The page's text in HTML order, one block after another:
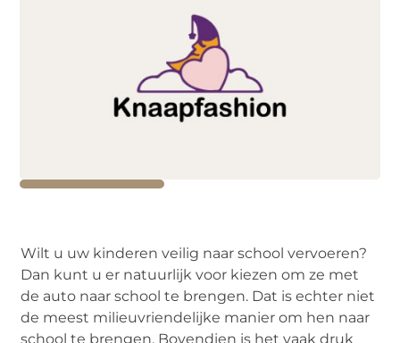
Wilt u uw kinderen veilig naar school vervoeren?
Dan kunt u er natuurlijk voor kiezen om ze met
de auto naar school te brengen. Dat is echter niet
de meest milieuvriendelijke manier om hen naar
school te brengen. Bovendien is het vaak druk